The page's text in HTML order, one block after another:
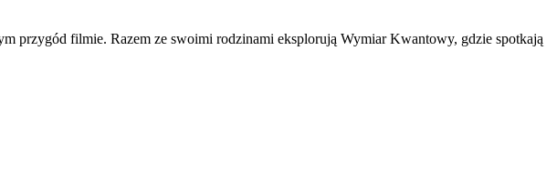
przygód filmie. Razem ze swoimi rodzinami eksplorują Wymiar Kwantowy, gdzie spotkają